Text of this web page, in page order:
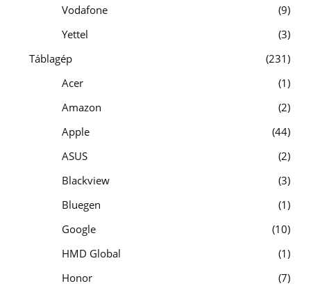
Vodafone
9
Yettel
3
Táblagép
231
Acer
1
Amazon
2
Apple
44
ASUS
2
Blackview
3
Bluegen
1
Google
10
HMD Global
1
Honor
7